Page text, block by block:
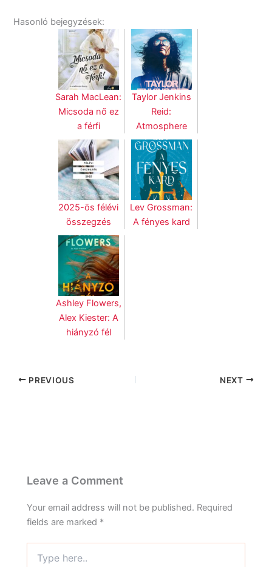
Hasonló bejegyzések:
Sarah MacLean:
Micsoda nő ez
a férfi
Taylor Jenkins
Reid:
Atmosphere
2025-ös félévi
összegzés
Lev Grossman:
A fényes kard
Ashley Flowers,
Alex Kiester: A
hiányzó fél
PREVIOUS NEXT
Leave a Comment
Your email address will not be published. Required
fields are marked *
here..